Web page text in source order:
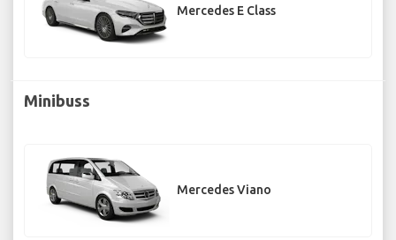
Mercedes E Class
Minibuss
Mercedes Viano